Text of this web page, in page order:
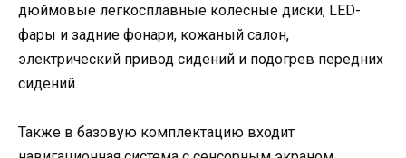
дюймовые легкосплавные колесные диски, LED-
фары и задние фонари, кожаный салон,
электрический привод сидений и подогрев передних
сидений.
Также в базовую комплектацию входит